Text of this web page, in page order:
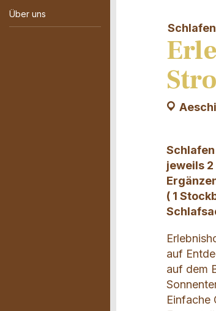
Über uns
jeweils
( 1
auf
auf dem
Einfache